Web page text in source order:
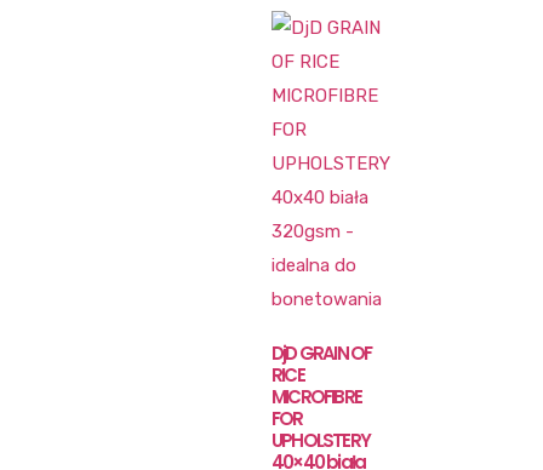
DjD GRAIN OF
RICE
MICROFIBRE
FOR
UPHOLSTERY
40×40 biała